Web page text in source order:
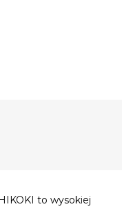
to wysokiej